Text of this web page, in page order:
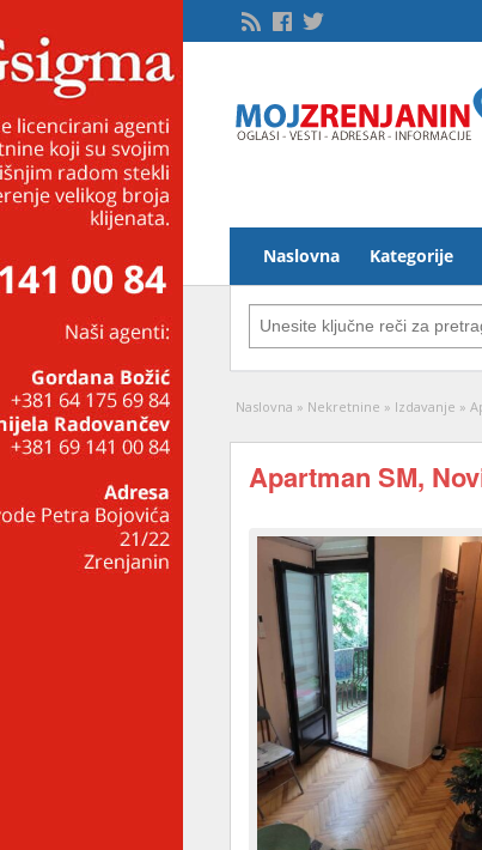
Naslovna Kategorije
Naslovna » Nekretnine » Izdavanje »
Apartman SM,